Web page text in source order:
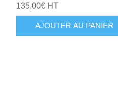
135,00€ HT
AJOUTER AU PANIER